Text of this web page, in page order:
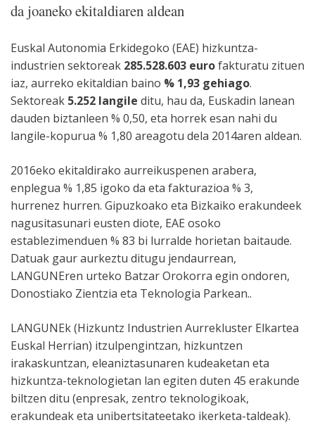
da joaneko ekitaldiaren aldean
Euskal Autonomia Erkidegoko (EAE) hizkuntza-
industrien sektoreak 285.528.603 eurofakturatu zituen
iaz, aurreko ekitaldian baino % 1,93 gehiago.
Sektoreak 5.252 langile ditu, hau da, Euskadin lanean
dauden biztanleen % 0,50, eta horrek esan nahi du
langile-kopurua % 1,80 areagotu dela 2014aren aldean.
2016eko ekitaldirako aurreikuspenen arabera,
enplegua % 1,85 igoko da eta fakturazioa % 3,
hurrenez hurren. Gipuzkoako eta Bizkaiko erakundeek
nagusitasunari eusten diote, EAE osoko
establezimenduen % 83 bi lurralde horietan baitaude.
Datuak gaur aurkeztu ditugu jendaurrean,
LANGUNEren urteko Batzar Orokorra egin ondoren,
Donostiako Zientzia eta Teknologia Parkean..
LANGUNEk (Hizkuntz Industrien Aurrekluster Elkartea
Euskal Herrian) itzulpengintzan, hizkuntzen
irakaskuntzan, eleaniztasunaren kudeaketan eta
hizkuntza-teknologietan lan egiten duten 45 erakunde
biltzen ditu (enpresak, zentro teknologikoak,
erakundeak eta unibertsitateetako ikerketa-taldeak).